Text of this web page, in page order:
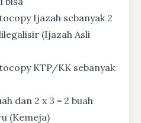
Ijazah sebanyak 2
(Ijazah Asli
KTP/KK sebanyak
dan 2 x 3 = 2 buah
(Kemeja)